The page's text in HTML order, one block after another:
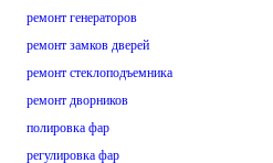
ремонт генераторов
ремонт замков дверей
ремонт стеклоподъемника
ремонт дворников
полировка фар
регулировка фар